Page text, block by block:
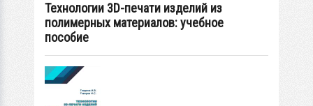
Технологии 3D-печати изделий из
полимерных материалов: учебное
пособие